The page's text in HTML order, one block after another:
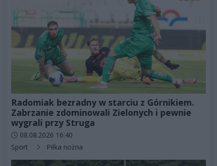
Radomiak bezradny w starciu z Górnikiem.
Zabrzanie zdominowali Zielonych i pewnie
wygrali przy Struga
Data dodania artykułu:
08.08.2026 16:40
Kategorie artykułu:
Sport Piłka nożna